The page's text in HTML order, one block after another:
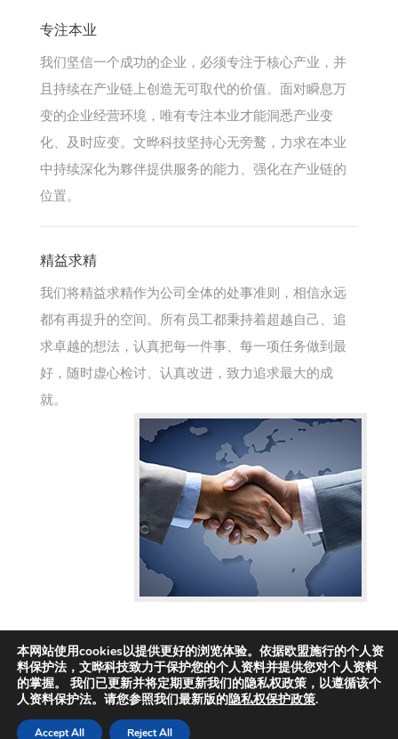
专注本业
我们坚信一个成功的企业，必须专注于核心产业，并
且持续在产业链上创造无可取代的价值。面对瞬息万
变的企业经营环境，唯有专注本业才能洞悉产业变
化、及时应变。文晔科技坚持心无旁鹜，力求在本业
中持续深化为夥伴提供服务的能力、强化在产业链的
位置。
精益求精
我们将精益求精作为公司全体的处事准则，相信永远
都有再提升的空间。所有员工都秉持着超越自己、追
求卓越的想法，认真把每一件事、每一项任务做到最
好，随时虚心检讨、认真改进，致力追求最大的成
就。
Copyright© WT Microelectronics Co., Ltd., All Rights Reserved.
本网站使用cookies以提供更好的浏览体验。依据欧盟施行的个人资
料保护法，文晔科技致力于保护您的个人资料并提供您对个人资料
的掌握。 我们已更新并将定期更新我们的隐私权政策，以遵循该个
人资料保护法。请您参照我们最新版的隐私权保护政策.
Accept All Reject All